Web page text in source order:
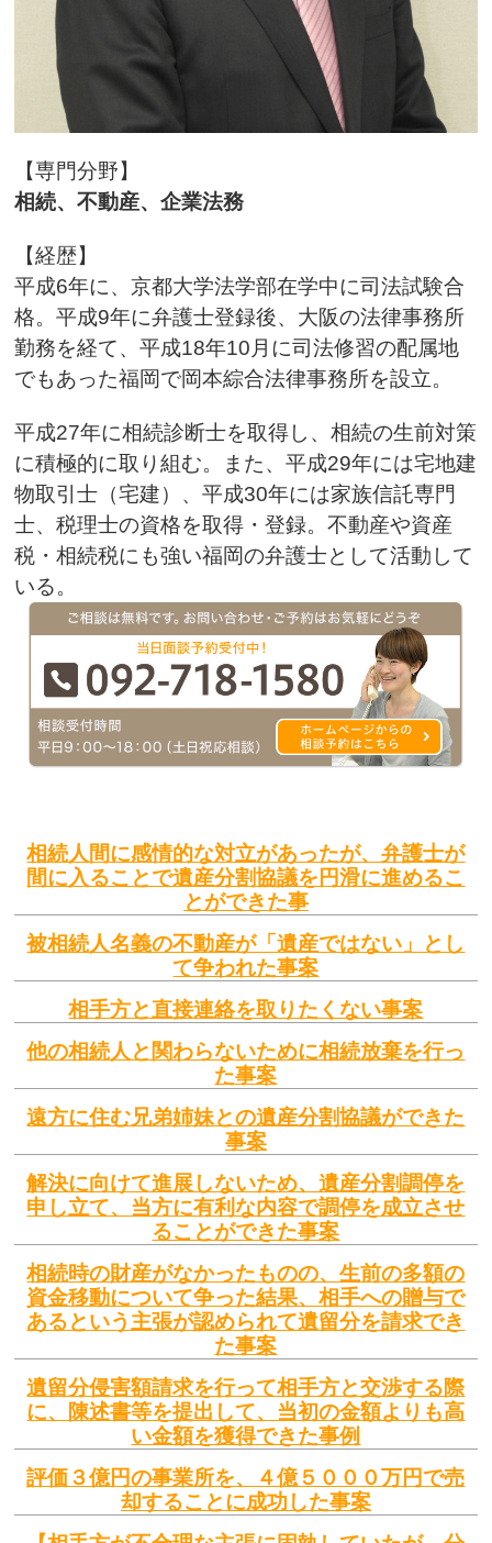
【専門分野】
相続、不動産、企業法務
【経歴】
平成6年に、京都大学法学部在学中に司法試験合
格。平成9年に弁護士登録後、大阪の法律事務所
勤務を経て、平成18年10月に司法修習の配属地
でもあった福岡で岡本綜合法律事務所を設立。
平成27年に相続診断士を取得し、相続の生前対策
に積極的に取り組む。また、平成29年には宅地建
物取引士（宅建）、平成30年には家族信託専門
士、税理士の資格を取得・登録。不動産や資産
税・相続税にも強い福岡の弁護士として活動して
いる。
相続人間に感情的な対立があったが、弁護士が
間に入ることで遺産分割協議を円滑に進めるこ
とができた事
被相続人名義の不動産が「遺産ではない」とし
て争われた事案
相手方と直接連絡を取りたくない事案
他の相続人と関わらないために相続放棄を行っ
た事案
遠方に住む兄弟姉妹との遺産分割協議ができた
事案
解決に向けて進展しないため、遺産分割調停を
申し立て、当方に有利な内容で調停を成立させ
ることができた事案
相続時の財産がなかったものの、生前の多額の
資金移動について争った結果、相手への贈与で
あるという主張が認められて遺留分を請求でき
た事案
遺留分侵害額請求を行って相手方と交渉する際
に、陳述書等を提出して、当初の金額よりも高
い金額を獲得できた事例
評価３億円の事業所を、４億５０００万円で売
却することに成功した事案